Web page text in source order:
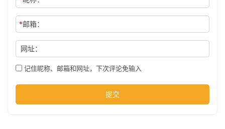
*邮箱：
网址：
记住昵称、邮箱和网址，下次评论免输入
提交